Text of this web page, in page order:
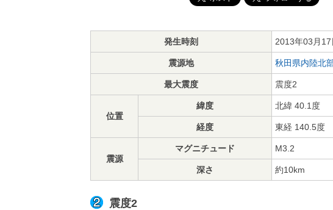
発生時刻 2013年03月
震源地 秋田県内陸北
最大震度 震度2
位置
緯度 北緯 40.1度
経度 東経 140.5度
震源
マグニチュード M3.2
深さ 約10km
震度2